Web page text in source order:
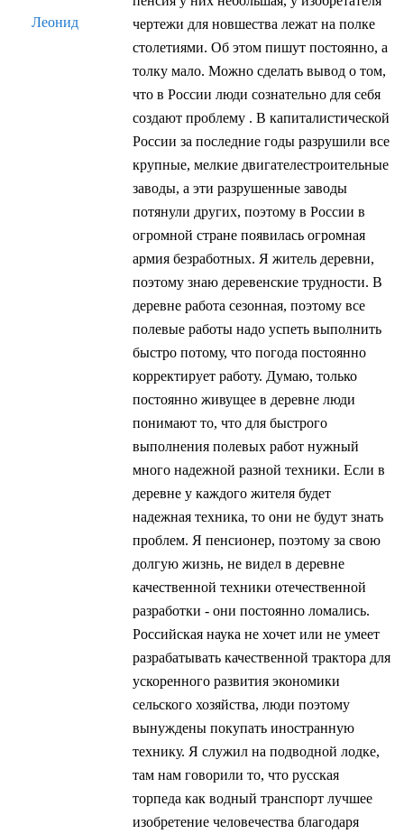
Леонид
чертежи для новшества лежат на полке
столетиями. Об этом пишут постоянно, а
толку мало. Можно сделать вывод о том,
что в России люди сознательно для себя
создают проблему . В капиталистической
России за последние годы разрушили все
крупные, мелкие двигателестроительные
заводы, а эти разрушенные заводы
потянули других, поэтому в России в
огромной стране появилась огромная
армия безработных. Я житель деревни,
поэтому знаю деревенские трудности. В
деревне работа сезонная, поэтому все
полевые работы надо успеть выполнить
быстро потому, что погода постоянно
корректирует работу. Думаю, только
постоянно живущее в деревне люди
понимают то, что для быстрого
выполнения полевых работ нужный
много надежной разной техники. Если в
деревне у каждого жителя будет
надежная техника, то они не будут знать
проблем. Я пенсионер, поэтому за свою
долгую жизнь, не видел в деревне
качественной техники отечественной
разработки - они постоянно ломались.
Российская наука не хочет или не умеет
разрабатывать качественной трактора для
ускоренного развития экономики
сельского хозяйства, люди поэтому
вынуждены покупать иностранную
технику. Я служил на подводной лодке,
там нам говорили то, что русская
торпеда как водный транспорт лучшее
изобретение человечества благодаря